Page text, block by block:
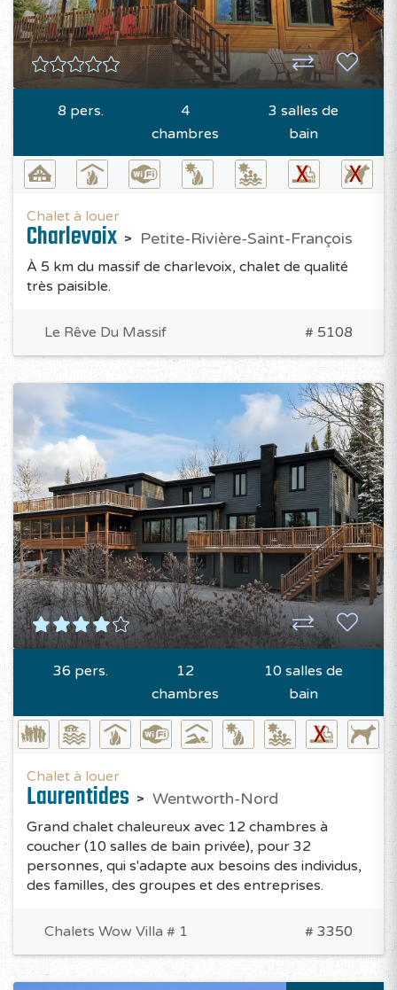
8 pers.
4
chambres
3 salles de
bain
Chalet à louer
Charlevoix Petite-Rivière-Saint-François
À 5 km du massif de charlevoix, chalet de qualité
très paisible.
Le Rêve Du Massif # 5108
36 pers.
12
chambres
10 salles de
bain
Chalet à louer
Laurentides Wentworth-Nord
Grand chalet chaleureux avec 12 chambres à
coucher (10 salles de bain privée), pour 32
personnes, qui s'adapte aux besoins des individus,
des familles, des groupes et des entreprises.
Chalets Wow Villa # 1 # 3350